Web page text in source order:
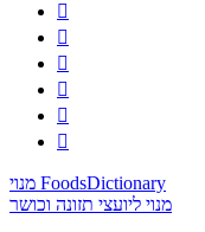






מנוי FoodsDictionary
מנוי ליועצי תזונה וכושר